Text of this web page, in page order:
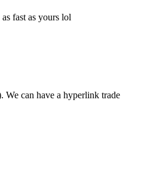
fast as yours lol
can have a hyperlink trade